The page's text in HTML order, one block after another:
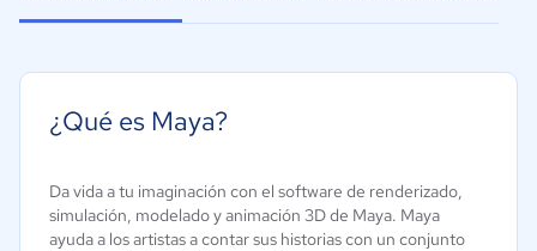
¿Qué es Maya?
Da vida a tu imaginación con el software de renderizado,
simulación, modelado y animación 3D de Maya. Maya
ayuda a los artistas a contar sus historias con un conjunto